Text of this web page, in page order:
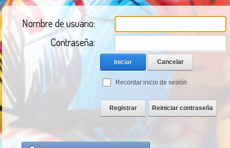
Nombre de usuario:
Contraseña:
Iniciar Cancelar
Recordar inicio de sesión
Registrar Reiniciar contraseña